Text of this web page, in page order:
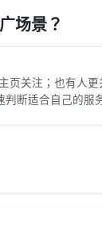
场景？
关注；也有人
断适合自己的服